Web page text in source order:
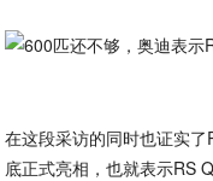
在这段采访的同时也证实
底正式亮相，也就表示RS